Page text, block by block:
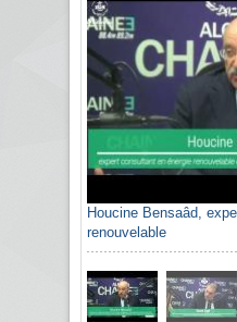
Houcine Bensaâd,
renouvelable